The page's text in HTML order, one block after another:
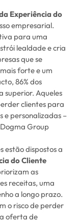
Experiência do
empresarial.
para uma
lealdade e cria
que se
forte e um
86% dos
superior. Aqueles
clientes para
e personalizadas –
Group
estão dispostos a
do Cliente
as
receitas, uma
a longo prazo.
o risco de perder
oferta de